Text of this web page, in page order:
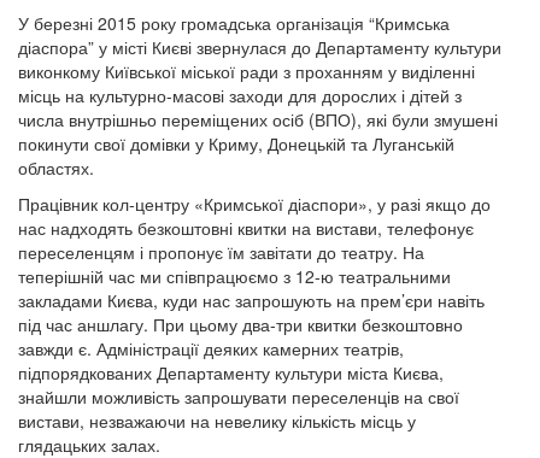
У березні 2015 року громадська організація “Кримська
діаспора” у місті Києві звернулася до Департаменту культури
виконкому Київської міської ради з проханням у виділенні
місць на культурно-масові заходи для дорослих і дітей з
числа внутрішньо переміщених осіб (ВПО), які були змушені
покинути свої домівки у Криму, Донецькій та Луганській
областях.
Працівник кол-центру «Кримської діаспори», у разі якщо до
нас надходять безкоштовні квитки на вистави, телефонує
переселенцям і пропонує їм завітати до театру. На
теперішній час ми співпрацюємо з 12-ю театральними
закладами Києва, куди нас запрошують на прем’єри навіть
під час аншлагу. При цьому два-три квитки безкоштовно
завжди є. Адміністрації деяких камерних театрів,
підпорядкованих Департаменту культури міста Києва,
знайшли можливість запрошувати переселенців на свої
вистави, незважаючи на невелику кількість місць у
глядацьких залах.